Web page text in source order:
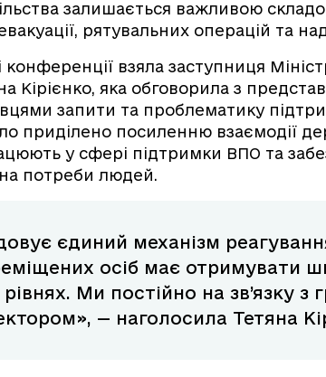
залишається важливою
рятувальних операцій та
взяла заступниця
Кірієнко, яка обговорила з
запити та проблематику
приділено посиленню взаємодії
у сфері підтримки ВПО та
на потреби людей.
єдиний механізм
осіб має отримувати
Ми постійно на зв’язку з
— наголосила Тетяна